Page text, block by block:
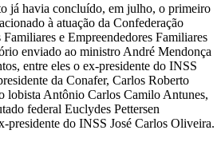
já havia concluído, em julho, o primeiro
à atuação da Confederação
e Empreendedores Familiares
enviado ao ministro André Mendonça
entre eles o ex-presidente do INSS
da Conafer, Carlos Roberto
lobista Antônio Carlos Camilo Antunes,
federal Euclydes Pettersen
presidente do INSS José Carlos Oliveira.